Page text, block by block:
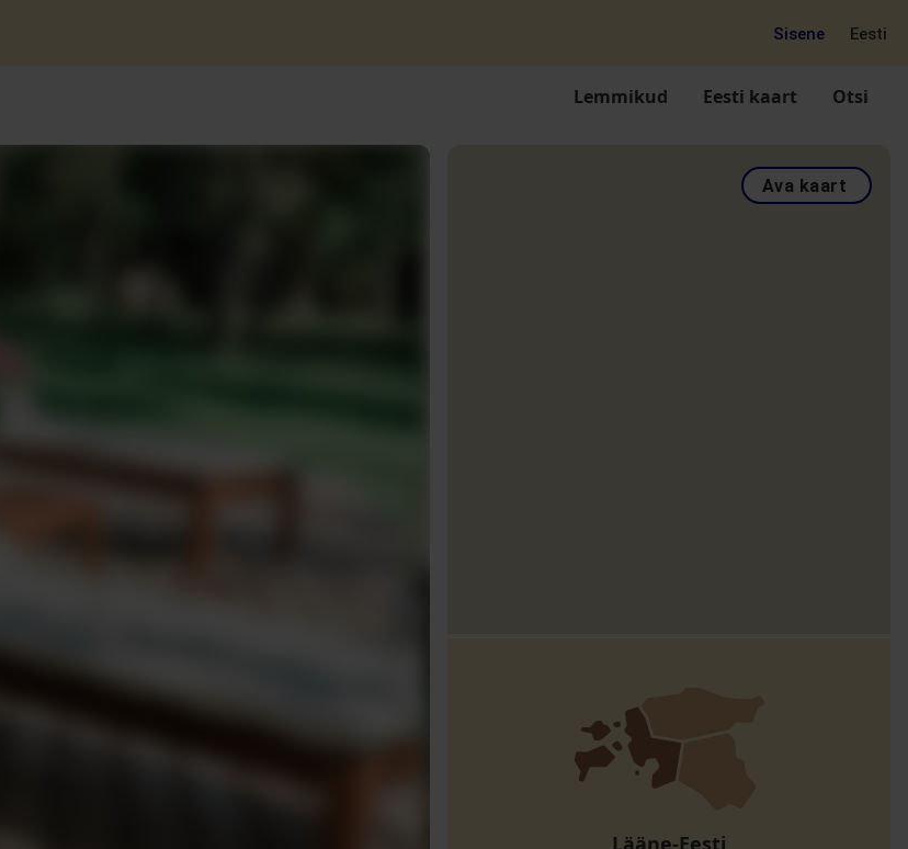
Sisene Eesti
Lemmikud Eesti kaart Otsi
Ava kaart
Lääne-Eesti